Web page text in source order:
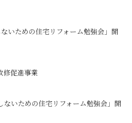
いための住宅リフォーム勉強会」開
修促進事業
ないための住宅リフォーム勉強会」開